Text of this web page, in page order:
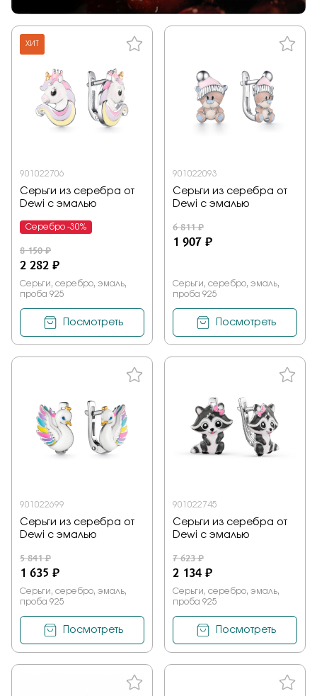
ХИТ
901022706
Серьги из серебра от
Dewi с эмалью
Серебро -30%
8 150 ₽
2 282 ₽
Серьги, серебро, эмаль,
проба 925
Посмотреть
901022093
Серьги из серебра от
Dewi с эмалью
6 811 ₽
1 907 ₽
Серьги, серебро, эмаль,
проба 925
Посмотреть
901022699
Серьги из серебра от
Dewi с эмалью
5 841 ₽
1 635 ₽
Серьги, серебро, эмаль,
проба 925
Посмотреть
901022745
Серьги из серебра от
Dewi с эмалью
7 623 ₽
2 134 ₽
Серьги, серебро, эмаль,
проба 925
Посмотреть